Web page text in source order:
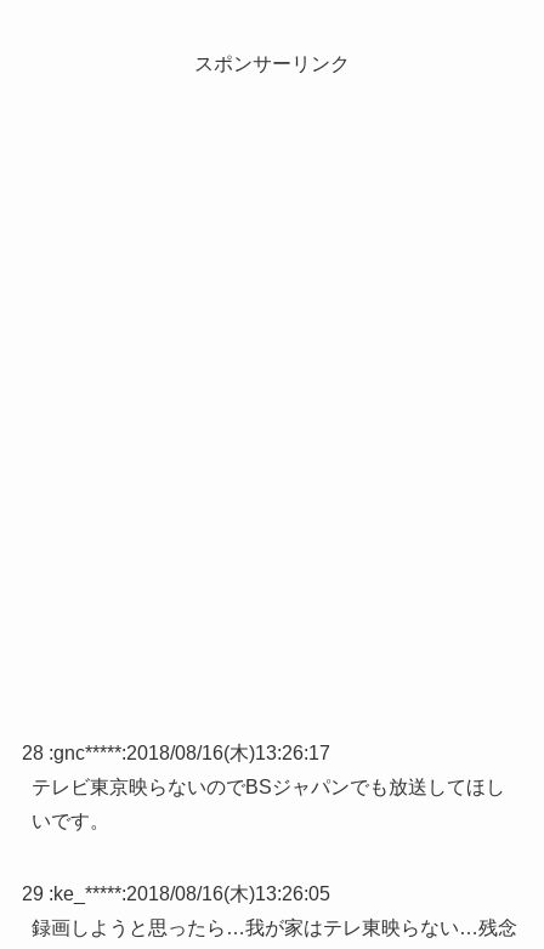
スポンサーリンク
28 :gnc*****:2018/08/16(木)13:26:17
テレビ東京映らないのでBSジャパンでも放送してほし
いです。
29 :ke_*****:2018/08/16(木)13:26:05
録画しようと思ったら…我が家はテレ東映らない…残念